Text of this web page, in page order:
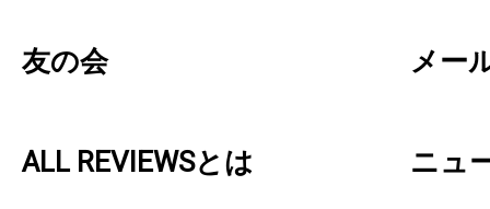
友の会 メー
ALL REVIEWSとは ニュ